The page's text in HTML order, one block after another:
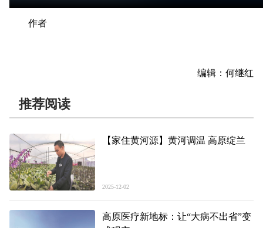
作者
编辑：何继红
推荐阅读
【家住黄河源】黄河调温 高原绽兰
2025-12-02
高原医疗新地标：让“大病不出省”变